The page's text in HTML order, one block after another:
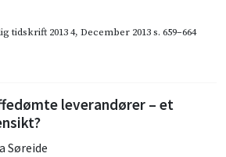
tidskrift 2013 4, December 2013s. 659–664
leverandører – et
Søreide